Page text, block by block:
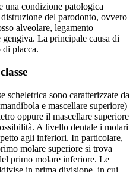
una condizione patologica
del parodonto, ovvero
alveolare, legamento
La principale causa di
di placca.
scheletrica sono caratterizzate da
e mascellare superiore)
oppure il mascellare superiore
A livello dentale i molari
agli inferiori. In particolare,
molare superiore si trova
primo molare inferiore. Le